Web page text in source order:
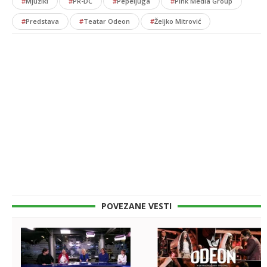
#Predstava #Teatar Odeon #Željko Mitrović
POVEZANE VESTI